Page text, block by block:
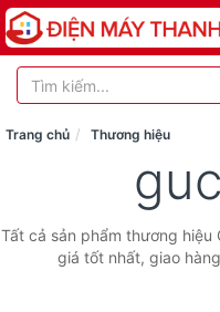
Trang chủ Thương hiệu
Tất cả sản phẩm thương hiệu
giá tốt nhất, giao